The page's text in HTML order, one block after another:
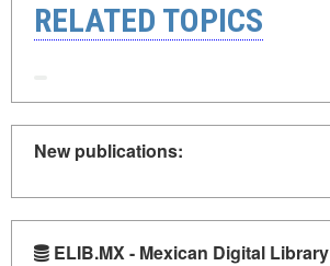
RELATED TOPICS
New publications:
ELIB.MX - Mexican Digital Library